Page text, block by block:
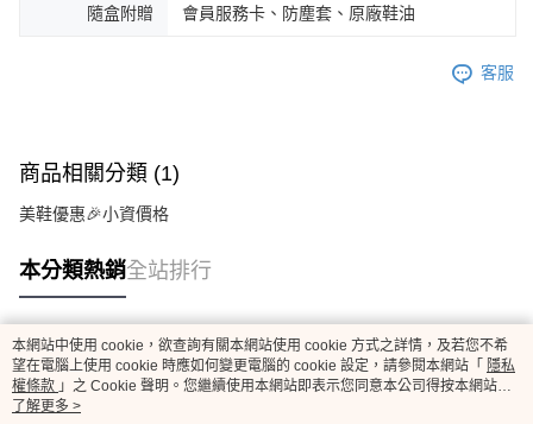
隨盒附贈 會員服務卡、防塵套、原廠鞋油
客服
商品相關分類 (1)
美鞋優惠🎉小資價格
本分類熱銷全站排行
熱門標籤
本網站中使用 cookie，欲查詢有關本網站使用 cookie 方式之詳情，及若您不希
望在電腦上使用 cookie 時應如何變更電腦的 cookie 設定，請參閱本網站「 隱私
權條款 」之 Cookie 聲明。您繼續使用本網站即表示您同意本公司得按本網站使
用條款之 Cookie 聲明使用 cookie。
了解更多 >